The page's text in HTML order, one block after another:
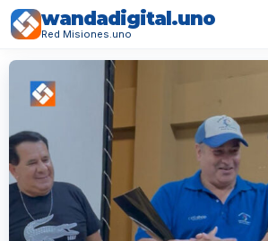
wandadigital.uno
Red Misiones.uno